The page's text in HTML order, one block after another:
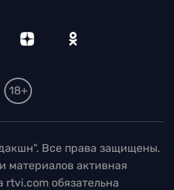
18+
Все права защищены.
материалов активная
rtvi.com обязательна